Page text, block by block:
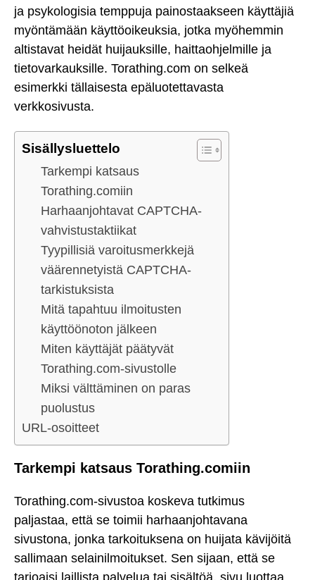
ja psykologisia temppuja painostaakseen käyttäjiä
myöntämään käyttöoikeuksia, jotka myöhemmin
altistavat heidät huijauksille, haittaohjelmille ja
tietovarkauksille. Torathing.com on selkeä
esimerkki tällaisesta epäluotettavasta
verkkosivusta.
Sisällysluettelo
Tarkempi katsaus
Torathing.comiin
Harhaanjohtavat CAPTCHA-
vahvistustaktiikat
Tyypillisiä varoitusmerkkejä
väärennetyistä CAPTCHA-
tarkistuksista
Mitä tapahtuu ilmoitusten
käyttöönoton jälkeen
Miten käyttäjät päätyvät
Torathing.com-sivustolle
Miksi välttäminen on paras
puolustus
URL-osoitteet
Tarkempi katsaus Torathing.comiin
Torathing.com-sivustoa koskeva tutkimus
paljastaa, että se toimii harhaanjohtavana
sivustona, jonka tarkoituksena on huijata kävijöitä
sallimaan selainilmoitukset. Sen sijaan, että se
tarjoaisi laillista palvelua tai sisältöä, sivu luottaa